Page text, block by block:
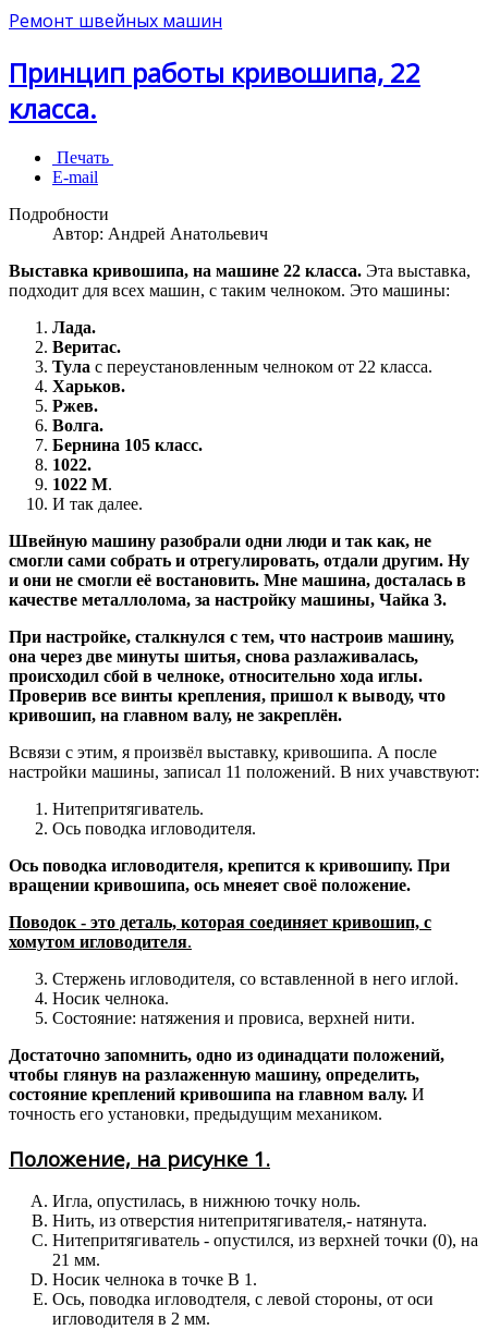
Ремонт швейных машин
Принцип работы кривошипа, 22
класса.
Печать
E-mail
Подробности
Автор: Андрей Анатольевич
Выставка кривошипа, на машине 22 класса. Эта выставка,
подходит для всех машин, с таким челноком. Это машины:
Лада.
Веритас.
Тула с переустановленным челноком от 22 класса.
Харьков.
Ржев.
Волга.
Бернина 105 класс.
1022.
1022 М.
И так далее.
Швейную машину разобрали одни люди и так как, не
смогли сами собрать и отрегулировать, отдали другим. Ну
и они не смогли её востановить. Мне машина, досталась в
качестве металлолома, за настройку машины, Чайка 3.
При настройке, сталкнулся с тем, что настроив машину,
она через две минуты шитья, снова разлаживалась,
происходил сбой в челноке, относительно хода иглы.
Проверив все винты крепления, пришол к выводу, что
кривошип, на главном валу, не закреплён.
Всвязи с этим, я произвёл выставку, кривошипа. А после
настройки машины, записал 11 положений. В них учавствуют:
Нитепритягиватель.
Ось поводка игловодителя.
Ось поводка игловодителя, крепится к кривошипу. При
вращении кривошипа, ось мнеяет своё положение.
Поводок - это деталь, которая соединяет кривошип, с
хомутом игловодителя.
Стержень игловодителя, со вставленной в него иглой.
Носик челнока.
Состояние: натяжения и провиса, верхней нити.
Достаточно запомнить, одно из одинадцати положений,
чтобы глянув на разлаженную машину, определить,
состояние креплений кривошипа на главном валу. И
точность его установки, предыдущим механиком.
Положение, на рисунке 1.
Игла, опустилась, в нижнюю точку ноль.
Нить, из отверстия нитепритягивателя,- натянута.
Нитепритягиватель - опустился, из верхней точки (0), на
21 мм.
Носик челнока в точке В 1.
Ось, поводка игловодтеля, с левой стороны, от оси
игловодителя в 2 мм.